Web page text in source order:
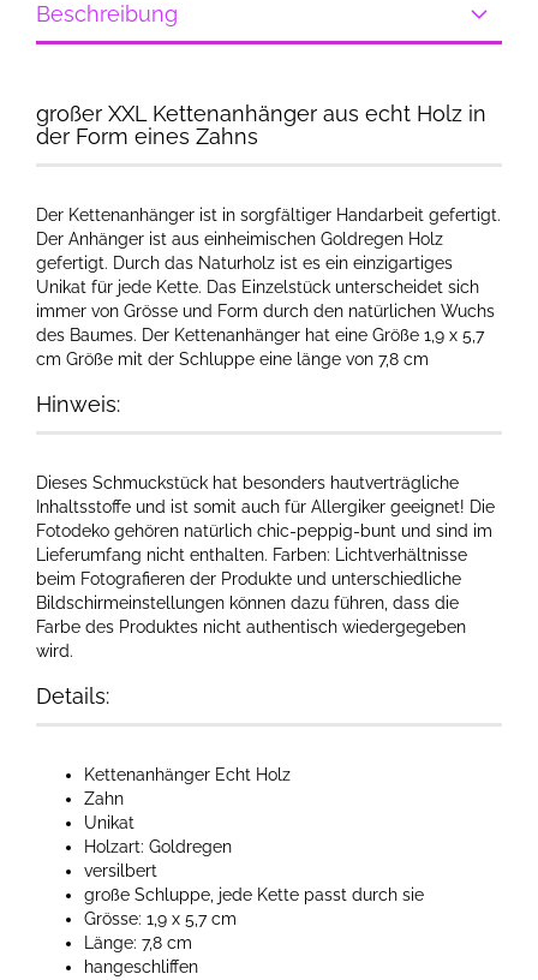
Beschreibung
großer XXL Kettenanhänger aus echt Holz in
der Form eines Zahns
Der Kettenanhänger ist in sorgfältiger Handarbeit gefertigt.
Der Anhänger ist aus einheimischen Goldregen Holz
gefertigt. Durch das Naturholz ist es ein einzigartiges
Unikat für jede Kette. Das Einzelstück unterscheidet sich
immer von Grösse und Form durch den natürlichen Wuchs
des Baumes. Der Kettenanhänger hat eine Größe 1,9 x 5,7
cm Größe mit der Schluppe eine länge von 7,8 cm
Hinweis:
Dieses Schmuckstück hat besonders hautverträgliche
Inhaltsstoffe und ist somit auch für Allergiker geeignet! Die
Fotodeko gehören natürlich chic-peppig-bunt und sind im
Lieferumfang nicht enthalten. Farben: Lichtverhältnisse
beim Fotografieren der Produkte und unterschiedliche
Bildschirmeinstellungen können dazu führen, dass die
Farbe des Produktes nicht authentisch wiedergegeben
wird.
Details:
Kettenanhänger Echt Holz
Zahn
Unikat
Holzart: Goldregen
versilbert
große Schluppe, jede Kette passt durch sie
Grösse: 1,9 x 5,7 cm
Länge: 7,8 cm
hangeschliffen